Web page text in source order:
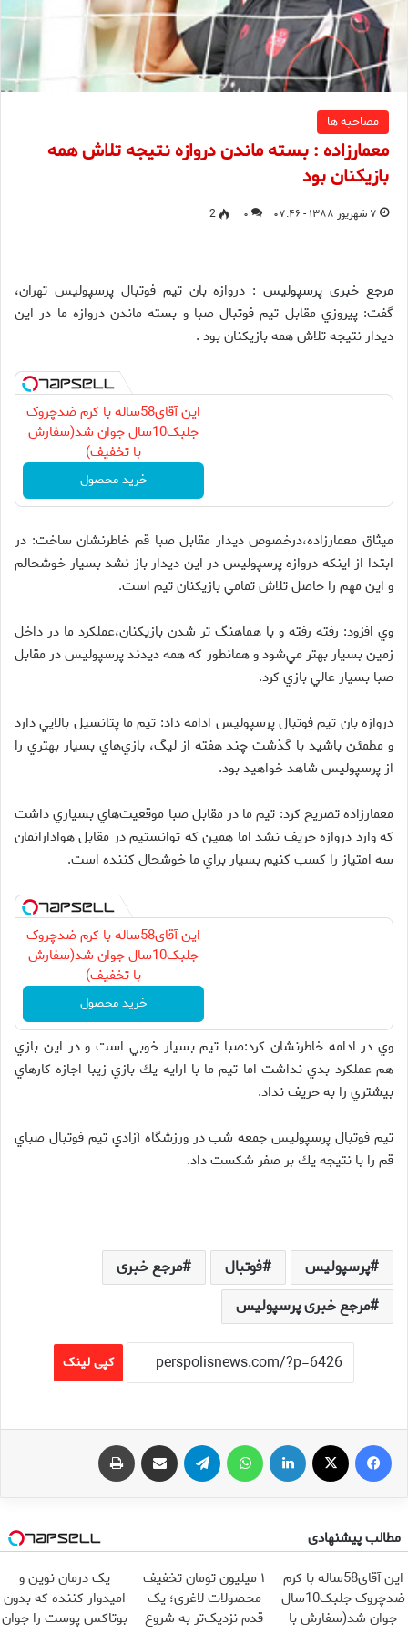
مصاحبه ها
معمارزاده : بسته ماندن دروازه نتیجه تلاش همه
بازیکنان بود
۷ شهریور ۱۳۸۸ - ۰۷:۴۶ ۰ 2
مرجع خبری پرسپولیس : دروازه بان تيم فوتبال پرسپوليس تهران،
گفت: پيروزي مقابل تيم فوتبال صبا و بسته ماندن دروازه ما در اين
ديدار نتيجه تلاش همه بازيكنان بود .
این آقای58ساله با کرم ضدچروک
جلبک10سال جوان شد(سفارش
با تخفیف)
خرید محصول
ميثاق معمارزاده،درخصوص ديدار مقابل صبا قم خاطرنشان ساخت: در
ابتدا از اينكه دروازه پرسپوليس در اين ديدار باز نشد بسيار خوشحالم
و اين مهم را حاصل تلاش تمامي بازيكنان تيم است.
وي افزود: رفته رفته و با هماهنگ تر شدن بازيكنان،عملكرد ما در داخل
زمين بسيار بهتر مي‌شود و همانطور كه همه ديدند پرسپوليس در مقابل
صبا بسيار عالي بازي كرد.
دروازه بان تيم فوتبال پرسپوليس ادامه داد: تيم ما پتانسيل بالايي دارد
و مطمئن باشيد با گذشت چند هفته از ليگ، بازي‌هاي بسيار بهتري را
از پرسپوليس شاهد خواهيد بود.
معمارزاده تصريح كرد: تيم ما در مقابل صبا موقعيت‌هاي بسياري داشت
كه وارد دروازه حريف نشد اما همين كه توانستيم در مقابل هوادارانمان
سه امتياز را كسب كنيم بسيار براي ما خوشحال کننده است.
این آقای58ساله با کرم ضدچروک
جلبک10سال جوان شد(سفارش
با تخفیف)
خرید محصول
وي در ادامه خاطرنشان كرد:صبا تيم بسيار خوبي است و در اين بازي
هم عملكرد بدي نداشت اما تيم ما با ارايه يك بازي زيبا اجازه كارهاي
بيشتري را به حريف نداد.
تيم فوتبال پرسپوليس جمعه شب در ورزشگاه آزادي تيم فوتبال صباي
قم را با نتيجه يك بر صفر شكست داد.
پرسپولیس فوتبال
مرجع خبری
مرجع خبری پرسپولیس
کپی لینک
فیس بوک لینکدین تلگرام اشتراک گذاری از طریق ایمیل
مطالب پیشنهادی
این آقای58ساله با کرم
ضدچروک جلبک10سال
جوان شد(سفارش با
۱ میلیون تومان تخفیف
محصولات لاغری؛ یک
قدم نزدیک‌تر به شروع
یک درمان نوین و
امیدوار کننده که بدون
بوتاکس پوست را جوان